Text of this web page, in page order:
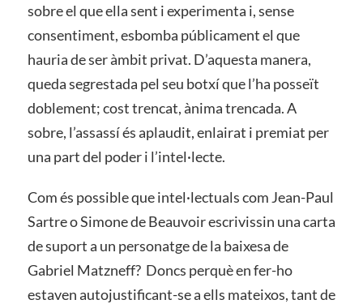
sobre el que ella sent i experimenta i, sense
consentiment, esbomba públicament el que
hauria de ser àmbit privat. D’aquesta manera,
queda segrestada pel seu botxí que l’ha posseït
doblement; cost trencat, ànima trencada. A
sobre, l’assassí és aplaudit, enlairat i premiat per
una part del poder i l’intel·lecte.
Com és possible que intel·lectuals com Jean-Paul
Sartre o Simone de Beauvoir escrivissin una carta
de suport a un personatge de la baixesa de
Gabriel Matzneff? Doncs perquè en fer-ho
estaven autojustificant-se a ells mateixos, tant de